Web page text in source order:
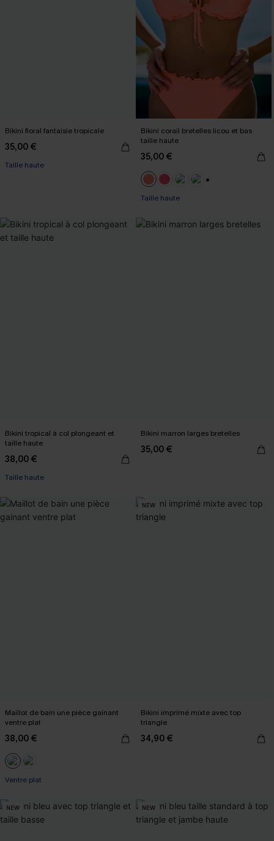
Bikini floral fantaisie tropicale
35,00 €
Taille haute
Bikini corail bretelles licou et bas
taille haute
35,00 €
Taille haute
Bikini tropical à col plongeant et
taille haute
38,00 €
Taille haute
Bikini marron larges bretelles
35,00 €
Maillot de bain une pièce gainant
ventre plat
38,00 €
Ventre plat
NEW
Bikini imprimé mixte avec top
triangle
34,90 €
NEW NEW